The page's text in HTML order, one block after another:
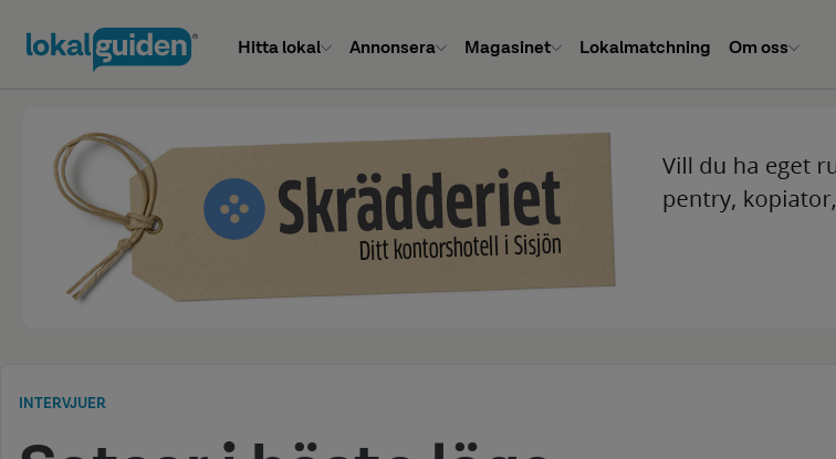
Hitta lokal Annonsera Magasinet Lokalmatchning Om oss
INTERVJUER